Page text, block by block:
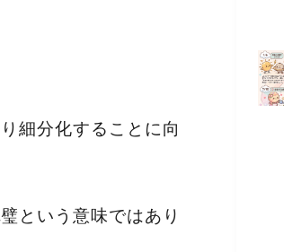
細分化することに向
という意味ではあり